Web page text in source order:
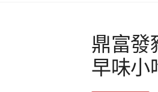
鼎富發
早味小